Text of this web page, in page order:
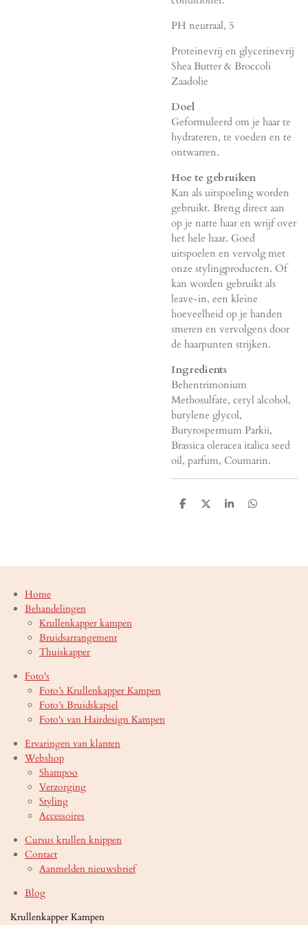
PH neutraal, 5
Proteinevrij en glycerinevrij
Shea Butter & Broccoli
Zaadolie
Doel
Geformuleerd om je haar te
hydrateren, te voeden en te
ontwarren.
Hoe te gebruiken
Kan als uitspoeling worden
gebruikt. Breng direct aan
op je natte haar en wrijf over
het hele haar. Goed
uitspoelen en vervolg met
onze stylingproducten. Of
kan worden gebruikt als
leave-in, een kleine
hoeveelheid op je handen
smeren en vervolgens door
de haarpunten strijken.
Ingredients
Behentrimonium
Methosulfate, cetyl alcohol,
butylene glycol,
Butyrospermum Parkii,
Brassica oleracea italica seed
oil, parfum, Coumarin.
D
D
S
D
Home
Behandelingen
Krullenkapper kampen
Bruidsarrangement
Thuiskapper
Foto's
Foto’s Krullenkapper Kampen
Foto’s Bruidskapsel
Foto's van Hairdesign Kampen
Ervaringen van klanten
Webshop
Shampoo
Verzorging
Styling
Accessoires
Cursus krullen knippen
Contact
Aanmelden nieuwsbrief
Blog
Krullenkapper Kampen